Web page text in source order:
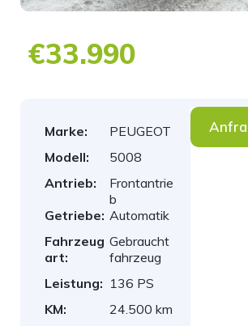
€33.990
Marke:
PEUGEOT
Modell:
5008
Antrieb:
Frontantrie
b
Getriebe: Automatik
Fahrzeug
art:
Gebraucht
fahrzeug
Leistung: 136 PS
KM:
24.500 km